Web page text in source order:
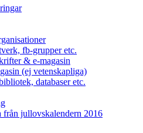
fb-grupper etc.
& e-magasin
(ej vetenskapliga)
databaser etc.
från jullovskalendern 2016